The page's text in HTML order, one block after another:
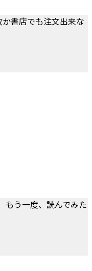
書店でも注文出来な
もう一度、読んでみた